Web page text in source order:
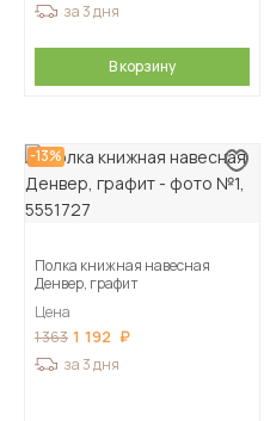
за 3 дня
В корзину
-13%
Полка книжная навесная
Денвер, графит
Цена
1 363 1 192
за 3 дня